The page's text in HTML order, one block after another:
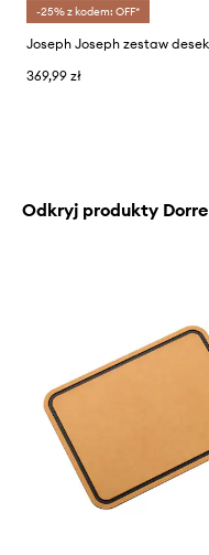
-25% z kodem: OFF*
369,99 zł
Odkryj produkty Dorre